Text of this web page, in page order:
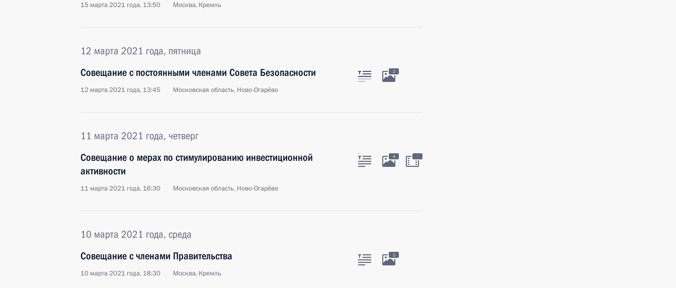
15 марта 2021 года, 13:50 Москва, Кремль
12 марта 2021 года, пятница
Совещание с постоянными членами Совета Безопасности
12 марта 2021 года, 13:45 Московская область, Ново-Огарёво
2
11 марта 2021 года, четверг
Совещание о мерах по стимулированию инвестиционной
активности
11 марта 2021 года, 16:30 Московская область, Ново-Огарёво
4 :
10 марта 2021 года, среда
Совещание с членами Правительства
10 марта 2021 года, 18:30 Москва, Кремль
2